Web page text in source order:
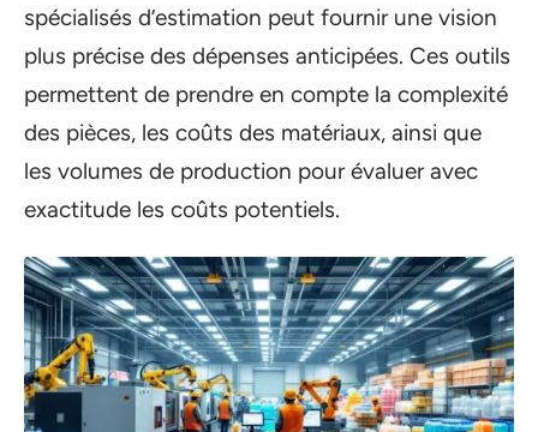
spécialisés d’estimation peut fournir une vision
plus précise des dépenses anticipées. Ces outils
permettent de prendre en compte la complexité
des pièces, les coûts des matériaux, ainsi que
les volumes de production pour évaluer avec
exactitude les coûts potentiels.